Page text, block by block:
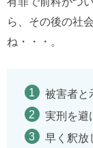
ら、その後の社
ね・・・。
被害者と
実刑を避
早く釈放